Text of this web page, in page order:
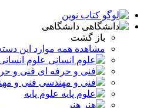
دانشگاهی
باز گشت
مشاهده همه موارد این
علوم
فنی و
فنی و
علوم پایه
هنر